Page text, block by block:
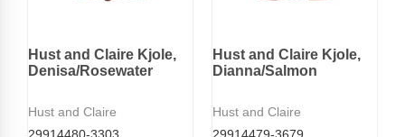
Hust and Claire Kjole,
Denisa/Rosewater
Hust and Claire
29914480-3303
Hust and Claire Kjole,
Dianna/Salmon
Hust and Claire
29914479-3679